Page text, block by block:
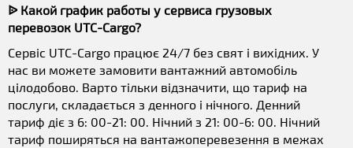
ᐉ Какой график работы у сервиса грузовых
перевозок UTC-Cargo?
Сервіс UTC-Cargo працює 24/7 без свят і вихідних. У
нас ви можете замовити вантажний автомобіль
цілодобово. Варто тільки відзначити, що тариф на
послуги, складається з денного і нічного. Денний
тариф діє з 6: 00-21: 00. Нічний з 21: 00-6: 00. Нічний
тариф поширяться на вантажоперевезення в межах